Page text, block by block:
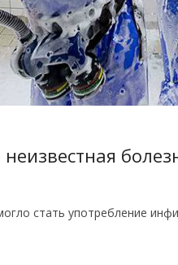
стать употребление